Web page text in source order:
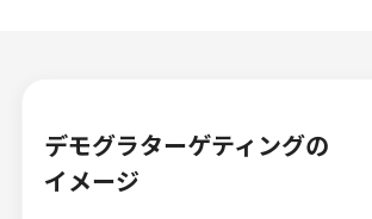
デモグラターゲティングの
イメージ